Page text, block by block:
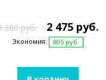
280 руб. 2 475 руб.
Экономия: 805 руб.